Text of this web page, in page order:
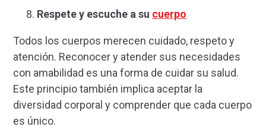
Respete y escuche a su cuerpo
Todos los cuerpos merecen cuidado, respeto y
atención. Reconocer y atender sus necesidades
con amabilidad es una forma de cuidar su salud.
Este principio también implica aceptar la
diversidad corporal y comprender que cada cuerpo
es único.